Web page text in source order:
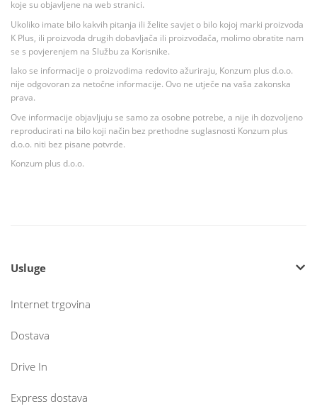
koje su objavljene na web stranici.
Ukoliko imate bilo kakvih pitanja ili želite savjet o bilo kojoj marki proizvoda
K Plus, ili proizvoda drugih dobavljača ili proizvođača, molimo obratite nam
se s povjerenjem na Službu za Korisnike.
Iako se informacije o proizvodima redovito ažuriraju, Konzum plus d.o.o.
nije odgovoran za netočne informacije. Ovo ne utječe na vaša zakonska
prava.
Ove informacije objavljuju se samo za osobne potrebe, a nije ih dozvoljeno
reproducirati na bilo koji način bez prethodne suglasnosti Konzum plus
d.o.o. niti bez pisane potvrde.
Konzum plus d.o.o.
Usluge
Internet trgovina
Dostava
Drive In
Express dostava